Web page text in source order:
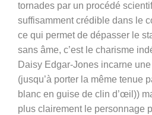
tornades par un procédé
suffisamment crédible dans le
ce qui permet de dépasser le
sans âme, c’est le charisme
Daisy Edgar-Jones incarne
(jusqu’à porter la même tenue
blanc en guise de clin d’œil))
plus clairement le personnage